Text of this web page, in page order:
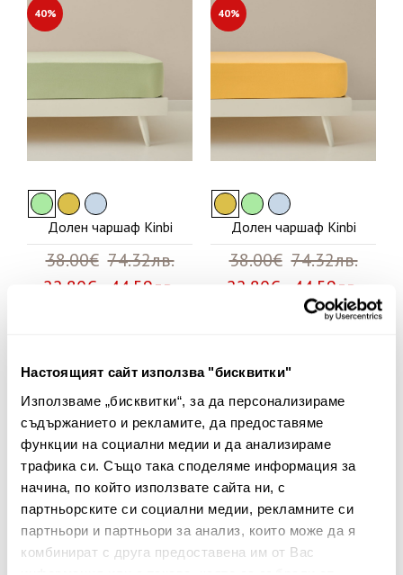
Настоящият сайт използва "бисквитки"
Използваме „бисквитки“, за да персонализираме
съдържанието и рекламите, да предоставяме
функции на социални медии и да анализираме
трафика си. Също така споделяме информация за
начина, по който използвате сайта ни, с
партньорските си социални медии, рекламните си
партньори и партньори за анализ, които може да я
комбинират с друга предоставена им от Вас
40%
Долен чаршаф Kinbi
38.00€ 74.32лв.
22.80€ 44.59лв.
40%
Долен чаршаф Kinbi
38.00€ 74.32лв.
22.80€ 44.59лв.